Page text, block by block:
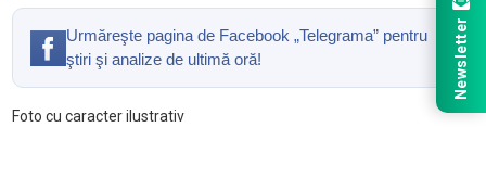
Urmăreşte pagina de Facebook „Telegrama” pentru
ştiri şi analize de ultimă oră!
Foto cu caracter ilustrativ
Newsletter